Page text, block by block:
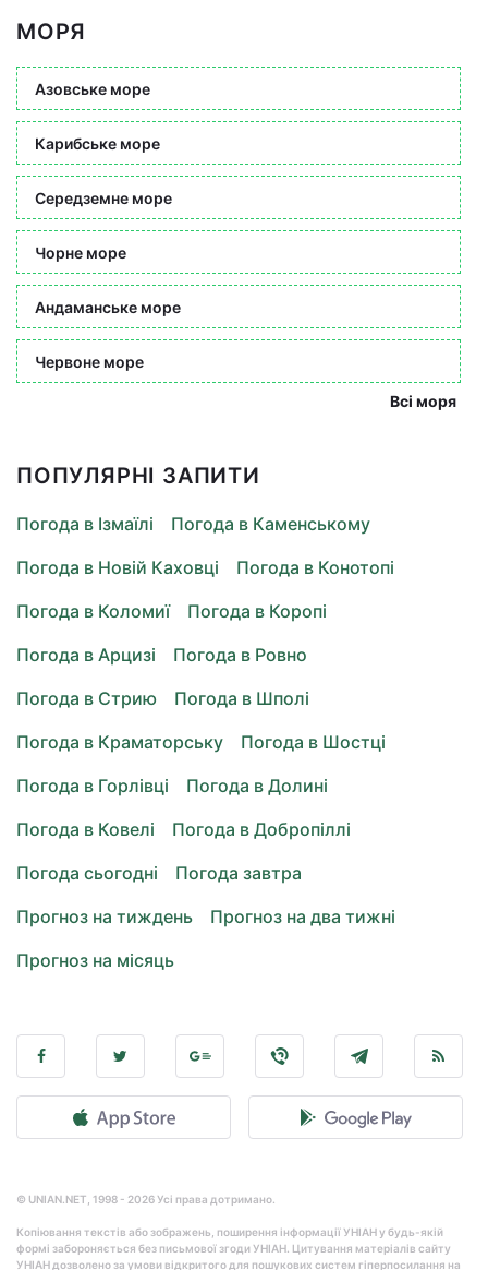
МОРЯ
Азовське море
Карибське море
Середземне море
Чорне море
Андаманське море
Червоне море
Всі моря
ПОПУЛЯРНІ ЗАПИТИ
Погода в Ізмаїлі
Погода в Каменському
Погода в Новій Каховці
Погода в Конотопі
Погода в Коломиї
Погода в Коропі
Погода в Арцизі
Погода в Ровно
Погода в Стрию
Погода в Шполі
Погода в Краматорську
Погода в Шостці
Погода в Горлівці
Погода в Долині
Погода в Ковелі
Погода в Добропіллі
Погода сьогодні
Погода завтра
Прогноз на тиждень
Прогноз на два тижні
Прогноз на місяць
© UNIAN.NET, 1998 - 2026 Усі права дотримано.
Копіювання текстів або зображень, поширення інформації УНІАН у будь-якій
формі забороняється без письмової згоди УНІАН. Цитування матеріалів сайту
УНІАН дозволено за умови відкритого для пошукових систем гіперпосилання на